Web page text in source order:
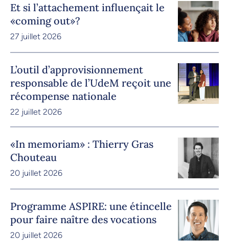
Et si l’attachement influençait le
«coming out»?
27 juillet 2026
L’outil d’approvisionnement
responsable de l’UdeM reçoit une
récompense nationale
22 juillet 2026
«In memoriam» : Thierry Gras
Chouteau
20 juillet 2026
Programme ASPIRE: une étincelle
pour faire naître des vocations
20 juillet 2026